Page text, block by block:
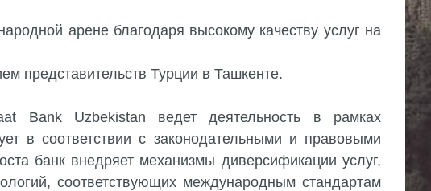
арене благодаря высокому качеству услуг на
представительств Турции в Ташкенте.
Bank Uzbekistan ведет деятельность в рамках
в соответствии с законодательными и правовыми
банк внедряет механизмы диверсификации услуг,
соответствующих международным стандартам